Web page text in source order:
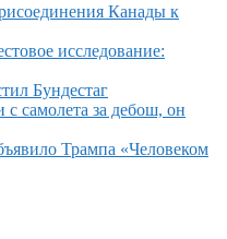
Канады к
исследование:
Бундестаг
с самолета за дебош, он
Трампа «Человеком